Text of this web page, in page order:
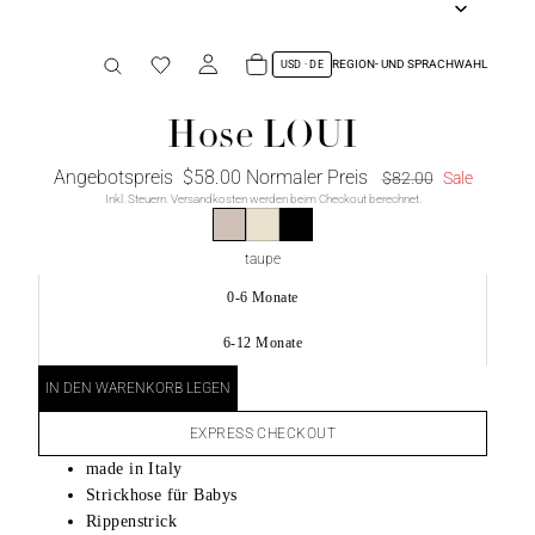
REGION- UND SPRACHWAHL
Hose LOUI
Angebotspreis $58.00 Normaler Preis $82.00 Sale
Inkl. Steuern. Versandkosten werden beim Checkout berechnet.
taupe
0-6 Monate
6-12 Monate
IN DEN WARENKORB LEGEN
EXPRESS CHECKOUT
made in Italy
Strickhose für Babys
Rippenstrick